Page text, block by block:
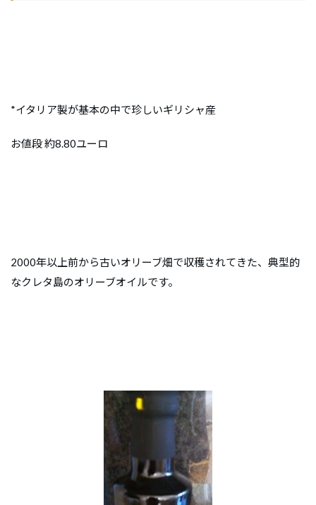
*イタリア製が基本の中で珍しいギリシャ産
お値段 約8.80ユーロ
2000年以上前から古いオリーブ畑で収穫されてきた、典型的
なクレタ島のオリーブオイルです。